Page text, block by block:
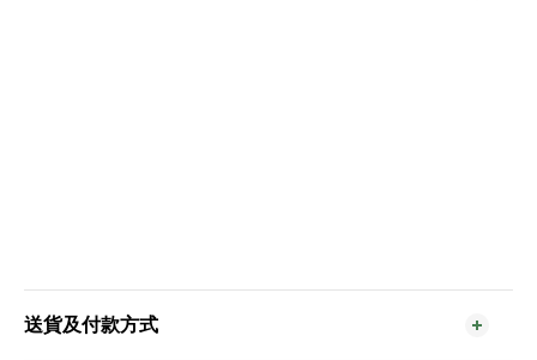
送貨及付款方式